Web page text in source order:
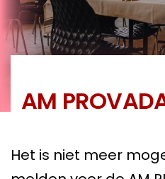
AM
Het is niet meer